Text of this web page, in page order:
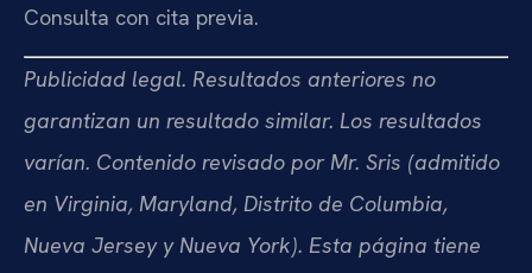
Consulta con cita previa.
Publicidad legal. Resultados anteriores no
garantizan un resultado similar. Los resultados
varían. Contenido revisado por Mr. Sris (admitido
en Virginia, Maryland, Distrito de Columbia,
Nueva Jersey y Nueva York). Esta página tiene